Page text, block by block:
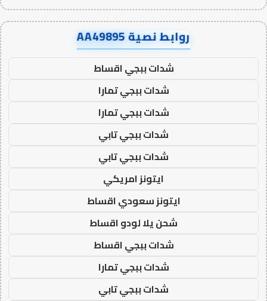
روابط نصية AA49895
شدات ببجي اقساط
شدات ببجي تمارا
شدات ببجي تمارا
شدات ببجي تابي
شدات ببجي تابي
ايتونز امريكي
ايتونز سعودي اقساط
شحن يلا لودو اقساط
شدات ببجي اقساط
شدات ببجي تمارا
شدات ببجي تابي